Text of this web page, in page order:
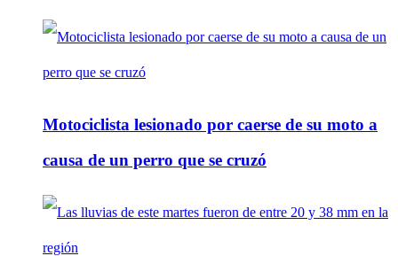
Motociclista lesionado por caerse de su moto a
causa de un perro que se cruzó